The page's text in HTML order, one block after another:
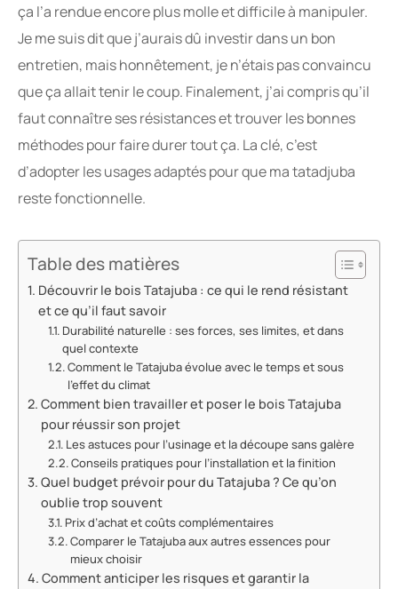
ça l’a rendue encore plus molle et difficile à manipuler.
Je me suis dit que j’aurais dû investir dans un bon
entretien, mais honnêtement, je n’étais pas convaincu
que ça allait tenir le coup. Finalement, j’ai compris qu’il
faut connaître ses résistances et trouver les bonnes
méthodes pour faire durer tout ça. La clé, c’est
d’adopter les usages adaptés pour que ma tatadjuba
reste fonctionnelle.
Table des matières
Découvrir le bois Tatajuba : ce qui le rend résistant
et ce qu’il faut savoir
Durabilité naturelle : ses forces, ses limites, et dans
quel contexte
Comment le Tatajuba évolue avec le temps et sous
l’effet du climat
Comment bien travailler et poser le bois Tatajuba
pour réussir son projet
Les astuces pour l’usinage et la découpe sans galère
Conseils pratiques pour l’installation et la finition
Quel budget prévoir pour du Tatajuba ? Ce qu’on
oublie trop souvent
Prix d’achat et coûts complémentaires
Comparer le Tatajuba aux autres essences pour
mieux choisir
Comment anticiper les risques et garantir la